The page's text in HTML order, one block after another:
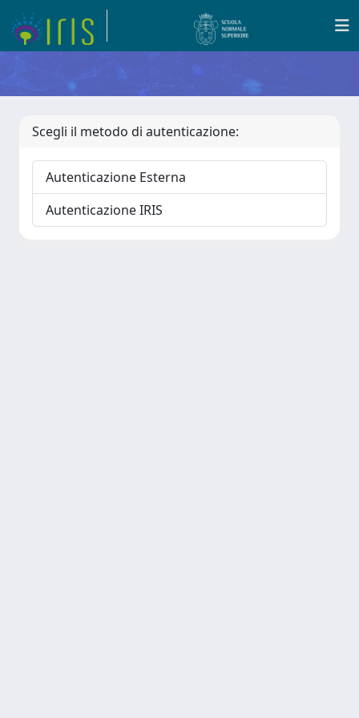
Scegli il metodo di autenticazione:
Autenticazione Esterna
Autenticazione IRIS